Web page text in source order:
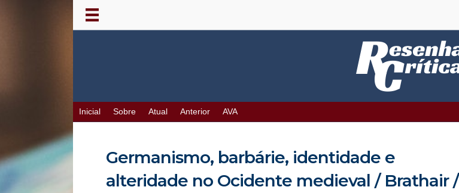
Inicial Sobre Atual Anterior AVA
Germanismo, barbárie, identidade e
alteridade no Ocidente medieval / Brathair /